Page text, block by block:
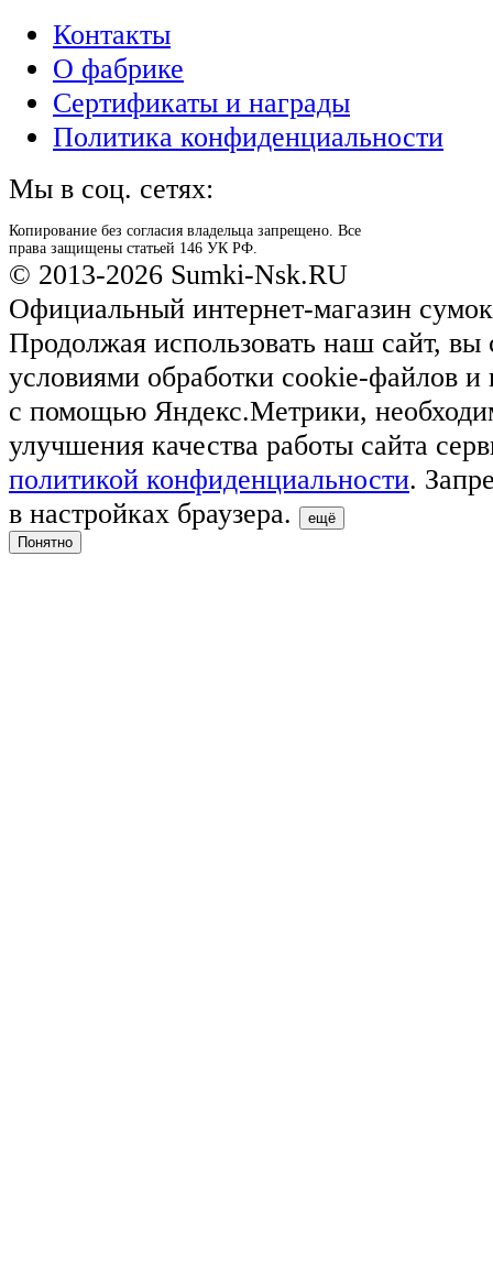
Контакты
О фабрике
Сертификаты и награды
Политика конфиденциальности
Мы в соц. сетях:
Копирование без согласия владельца запрещено. Все
права защищены статьей 146 УК РФ.
© 2013-2026 Sumki-Nsk.RU
Официальный интернет-магазин
Продолжая использовать наш сайт, вы
условиями обработки cookie-файлов и
с помощью Яндекс.Метрики,
улучшения качества работы сайта
политикой конфиденциальности.
в настройках браузера.
ещё
Понятно